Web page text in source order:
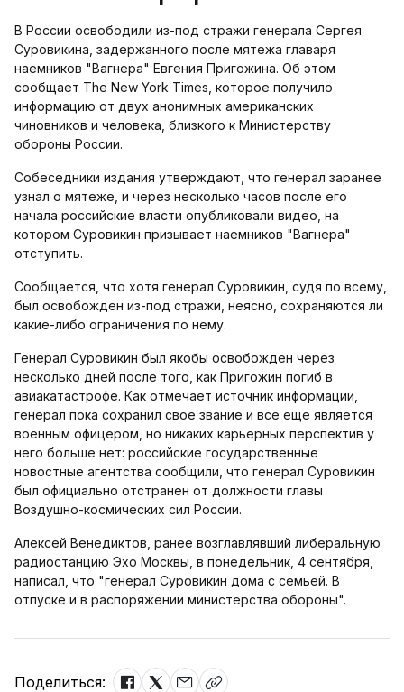
В России освободили из-под стражи генерала Сергея
Суровикина, задержанного после мятежа главаря
наемников "Вагнера" Евгения Пригожина. Об этом
сообщает The New York Times, которое получило
информацию от двух анонимных американских
чиновников и человека, близкого к Министерству
обороны России.
Собеседники издания утверждают, что генерал заранее
узнал о мятеже, и через несколько часов после его
начала российские власти опубликовали видео, на
котором Суровикин призывает наемников "Вагнера"
отступить.
Сообщается, что хотя генерал Суровикин, судя по всему,
был освобожден из-под стражи, неясно, сохраняются ли
какие-либо ограничения по нему.
Генерал Суровикин был якобы освобожден через
несколько дней после того, как Пригожин погиб в
авиакатастрофе. Как отмечает источник информации,
генерал пока сохранил свое звание и все еще является
военным офицером, но никаких карьерных перспектив у
него больше нет: российские государственные
новостные агентства сообщили, что генерал Суровикин
был официально отстранен от должности главы
Воздушно-космических сил России.
Алексей Венедиктов, ранее возглавлявший либеральную
радиостанцию Эхо Москвы, в понедельник, 4 сентября,
написал, что "генерал Суровикин дома с семьей. В
отпуске и в распоряжении министерства обороны".
Поделиться: